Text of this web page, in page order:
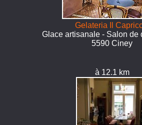
Gelateria Il
Glace artisanale - Salon de
5590 Ciney
à 12.1 km